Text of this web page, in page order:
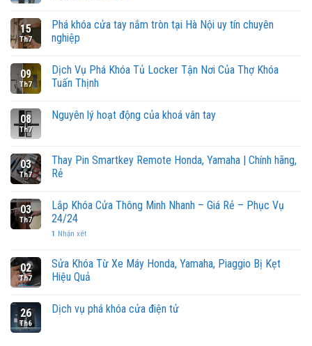
15
Th7
Phá khóa cửa tay nắm tròn tại Hà Nội uy tín chuyên
nghiệp
09
Th7
Dịch Vụ Phá Khóa Tủ Locker Tận Nơi Của Thợ Khóa
Tuấn Thịnh
08
Th7
Nguyên lý hoạt động của khoá vân tay
03
Th7
Thay Pin Smartkey Remote Honda, Yamaha | Chính hãng,
Rẻ
03
Th7
Lắp Khóa Cửa Thông Minh Nhanh – Giá Rẻ – Phục Vụ
24/24
1 Nhận xét
02
Th7
Sửa Khóa Từ Xe Máy Honda, Yamaha, Piaggio Bị Kẹt
Hiệu Quả
26
Th6
Dịch vụ phá khóa cửa điện tử